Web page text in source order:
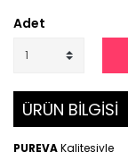
Adet
ÜRÜN BİLGİSİ
PUREVAKalitesiyle